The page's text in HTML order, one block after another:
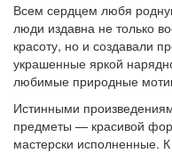
Всем сердцем любя
люди издавна не только
красоту, но и создавали
украшенные яркой
любимые природные
Истинными
предметы — красивой
мастерски исполненные.